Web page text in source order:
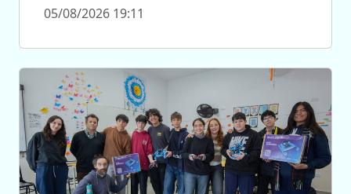
05/08/2026 19:11